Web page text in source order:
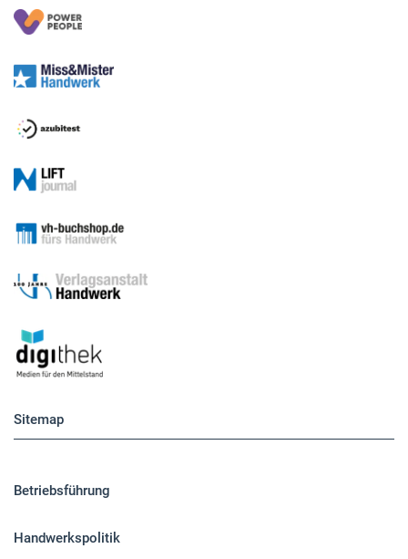
Sitemap
Betriebsführung
Handwerkspolitik